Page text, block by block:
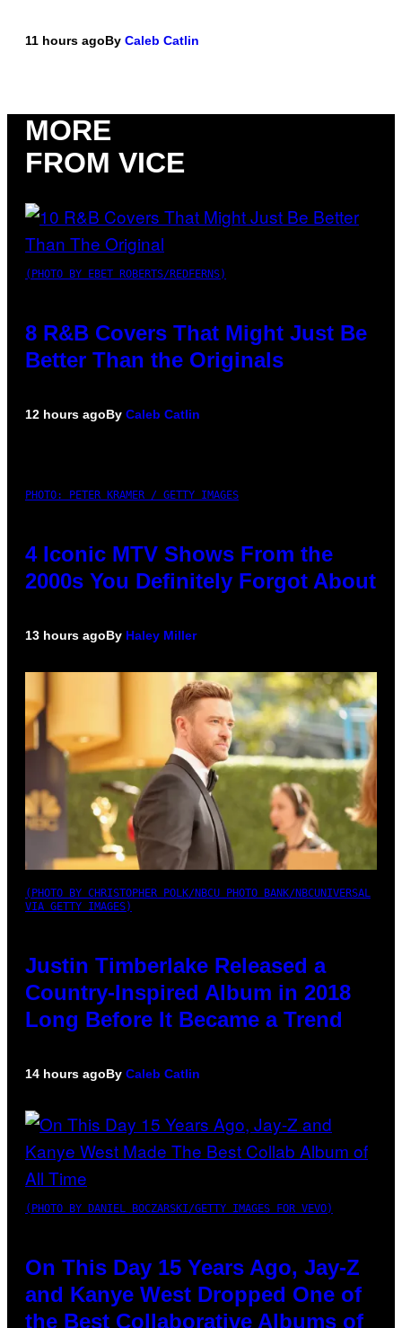
11 hours agoBy Caleb Catlin
MORE
FROM VICE
(PHOTO BY EBET ROBERTS/REDFERNS)
8 R&B Covers That Might Just Be
Better Than the Originals
12 hours agoBy Caleb Catlin
PHOTO: PETER KRAMER / GETTY IMAGES
4 Iconic MTV Shows From the
2000s You Definitely Forgot About
13 hours agoBy Haley Miller
(PHOTO BY CHRISTOPHER POLK/NBCU PHOTO BANK/NBCUNIVERSAL
VIA GETTY IMAGES)
Justin Timberlake Released a
Country-Inspired Album in 2018
Long Before It Became a Trend
14 hours agoBy Caleb Catlin
(PHOTO BY DANIEL BOCZARSKI/GETTY IMAGES FOR VEVO)
On This Day 15 Years Ago, Jay-Z
and Kanye West Dropped One of
the Best Collaborative Albums of